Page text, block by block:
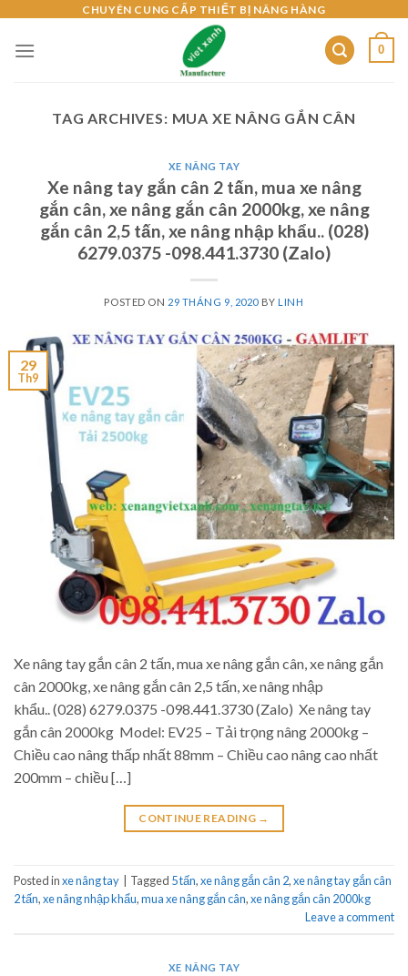
content
CHUYÊN CUNG CẤP THIẾT BỊ NÂNG HÀNG
0
TAG ARCHIVES: MUA XE NÂNG GẮN CÂN
XE NÂNG TAY
Xe nâng tay gắn cân 2 tấn, mua xe nâng
gắn cân, xe nâng gắn cân 2000kg, xe nâng
gắn cân 2,5 tấn, xe nâng nhập khẩu.. (028)
6279.0375 -098.441.3730 (Zalo)
POSTED ON 29 THÁNG 9, 2020 BYLINH
29
Th9
Xe nâng tay gắn cân 2 tấn, mua xe nâng gắn cân, xe nâng gắn
cân 2000kg, xe nâng gắn cân 2,5 tấn, xe nâng nhập
khẩu.. (028) 6279.0375 -098.441.3730 (Zalo) Xe nâng tay
gắn cân 2000kg Model: EV25 – Tải trọng nâng 2000kg –
Chiều cao nâng thấp nhất 88mm – Chiều cao nâng cao nhất
200mm – chiều […]
CONTINUE READING →
Posted inxe nâng tay Tagged 5 tấn,xe nâng gắn cân 2,xe nâng tay gắn cân
2 tấn,xe nâng nhập khẩu,mua xe nâng gắn cân,xe nâng gắn cân 2000kg
Leave a comment
XE NÂNG TAY